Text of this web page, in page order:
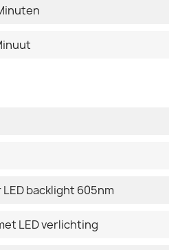
backlight 605nm
LED verlichting